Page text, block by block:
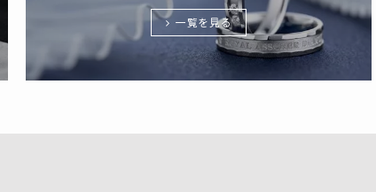
一覧を見る